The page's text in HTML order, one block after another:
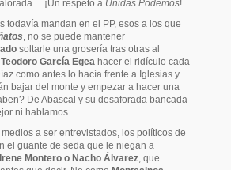
¡Un respeto a Unidas Podemos!
todavía mandan en el PP, esos a los que
, no se puede mantener
soltarle una grosería tras otras al
Teodoro García Egea hacer el ridículo cada
como antes lo hacía frente a Iglesias y
bajar del monte y empezar a hacer una
De Abascal y su desaforada bancada
ni hablamos.
a ser entrevistados, los políticos de
el guante de seda que le niegan a
Montero o Nacho Álvarez, que